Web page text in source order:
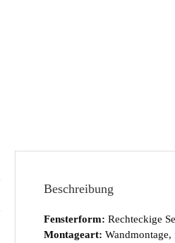
Beschreibung
Fensterform: Rechteckige
Montageart: Wandmontage,